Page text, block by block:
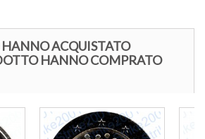
ACQUISTATO
HANNO COMPRATO